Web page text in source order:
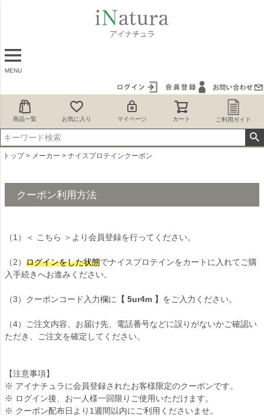
MENU
商品一覧 お気に入り マイページ カート ご利用ガイド
トップ メーカー ナイスプロテインクーポン
クーポン利用方法
（1） ＜ こちら ＞ より会員登録を行ってください。
（2） ログインをした状態でナイスプロテインをカートに入れてご購
入手続きへお進みください。
（3）クーポンコード入力欄に 【 5ur4m 】 をご入力ください。
（4）ご注文内容、お届け先、電話番号などに誤りがないかご確認い
ただき、ご注文を確定してください。
【注意事項】
※ アイナチュラに会員登録されたお客様限定のクーポンです。
※ ログイン後、お一人様一回限りご使用いただけます。
※ クーポン配布日より1週間以内にご利用くださいませ。